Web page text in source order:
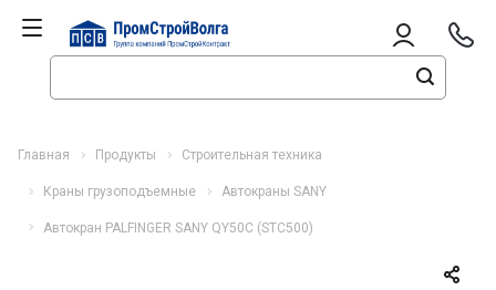
Главная Продукты Строительная техника
Краны грузоподъемные Автокраны SANY
Автокран PALFINGER SANY QY50C (STC500)